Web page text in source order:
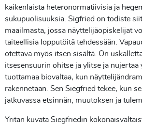
kaikenlaista heteronormatiivisia ja
sukupuolisuuksia. Sigfried on todiste
maailmasta, jossa näyttelijäopiskelijat
taiteellisia lopputöitä tehdessään.
otettava myös itsen sisältä. On
itsesensuurin ohitse ja ylitse ja nujertaa
tuottamaa biovaltaa, kun
rakennetaan. Sen Siegfried tekee, kun
jatkuvassa etsinnän, muutoksen ja
Yritän kuvata Siegfriedin